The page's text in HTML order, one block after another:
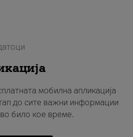
мобилна апликација
до сите важни информации
било кое време.